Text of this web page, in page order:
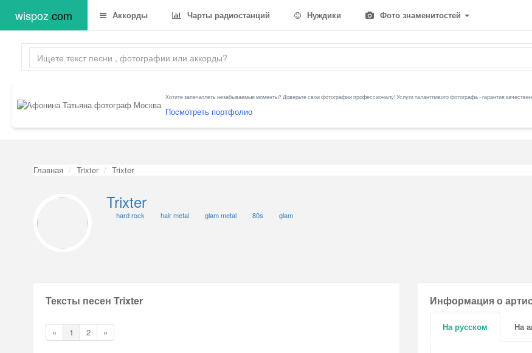
wispoz.com Аккорды Чарты радиостанций Нуждики Фото знаменитостей
Хотите запечатлеть незабываемые моменты? Доверьте свои фотографии профессионалу! Услуги талантливого фотографа - гарантия
Посмотреть портфолио
Главная Trixter Trixter
Trixter
hard rock hair metal glam metal 80s glam
Тексты песен Trixter
« 1 2 »
Информация о
На русском На